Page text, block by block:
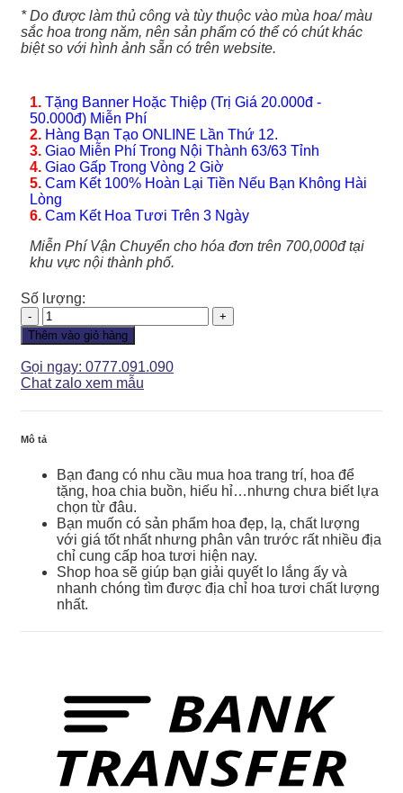
* Do được làm thủ công và tùy thuộc vào mùa hoa/ màu
sắc hoa trong năm, nên sản phẩm có thể có chút khác
biệt so với hình ảnh sẵn có trên website.
1. Tặng Banner Hoặc Thiệp (Trị Giá 20.000đ -
50.000đ) Miễn Phí
2. Hàng Bạn Tạo ONLINE Lần Thứ 12.
3. Giao Miễn Phí Trong Nội Thành 63/63 Tỉnh
4. Giao Gấp Trong Vòng 2 Giờ
5. Cam Kết 100% Hoàn Lại Tiền Nếu Bạn Không Hài
Lòng
6. Cam Kết Hoa Tươi Trên 3 Ngày
Miễn Phí Vận Chuyển cho hóa đơn trên 700,000đ tại
khu vực nội thành phố.
Số lượng:
Giỏ
Hoa
-
GH067
số
lượng
Thêm vào giỏ hàng
Gọi ngay: 0777.091.090
Chat zalo xem mẫu
Mô tả
Bạn đang có nhu cầu mua hoa trang trí, hoa để
tặng, hoa chia buồn, hiếu hỉ…nhưng chưa biết lựa
chọn từ đâu.
Bạn muốn có sản phẩm hoa đẹp, lạ, chất lượng
với giá tốt nhất nhưng phân vân trước rất nhiều địa
chỉ cung cấp hoa tươi hiện nay.
Shop hoa sẽ giúp bạn giải quyết lo lắng ấy và
nhanh chóng tìm được địa chỉ hoa tươi chất lượng
nhất.